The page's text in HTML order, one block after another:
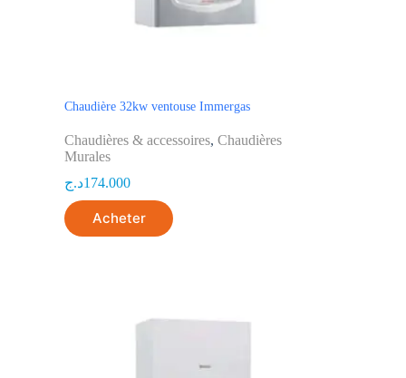
Chaudière 32kw ventouse Immergas
Chaudières & accessoires, Chaudières
Murales
174.000د.ج
Acheter